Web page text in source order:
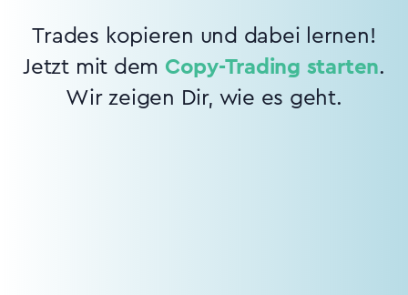
Trades kopieren und dabei lernen!
Jetzt mit dem Copy-Trading starten.
Wir zeigen Dir, wie es geht.